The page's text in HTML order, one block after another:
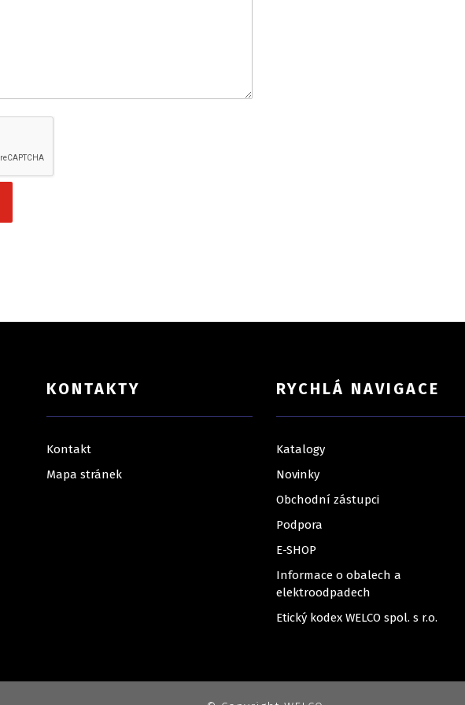
KONTAKTY
Kontakt
Mapa stránek
RYCHLÁ NAVIGACE
Katalogy
Novinky
Obchodní zástupci
Podpora
E-SHOP
Informace o obalech a
elektroodpadech
Etický kodex WELCO spol. s r.o.